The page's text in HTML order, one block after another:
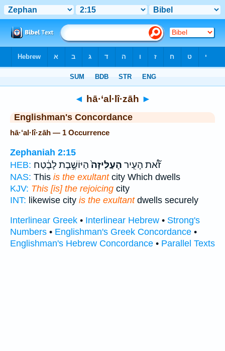
◄ hā·‘al·lî·zāh ►
Englishman's Concordance
hā·‘al·lî·zāh — 1 Occurrence
Zephaniah 2:15
HEB:
זֹ֞א֠ת הָעִ֤יר הָעַלִּיזָה֙הַיּוֹשֶׁ֣בֶת לָבֶ֔טַח
NAS: This is the exultantcity Which dwells
KJV: This [is] the rejoicing city
INT: likewise city is the exultantdwells securely
Interlinear Greek • Interlinear Hebrew • Strong's
Numbers • Englishman's Greek Concordance •
Englishman's Hebrew Concordance • Parallel Texts